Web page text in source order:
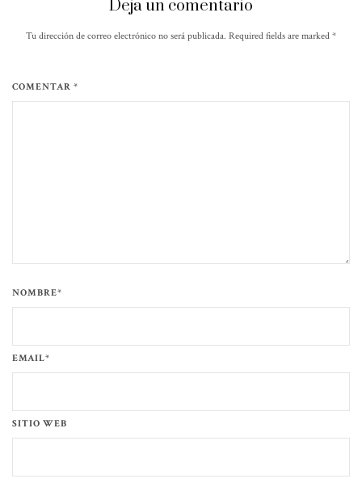
Deja un comentario
Tu dirección de correo electrónico no será publicada. Required fields are marked *
COMENTAR *
NOMBRE*
EMAIL*
SITIO WEB